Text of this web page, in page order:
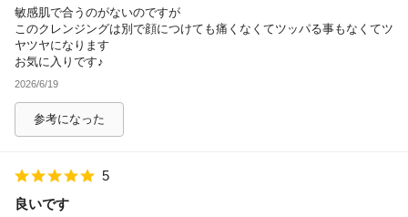
敏感肌で合うのがないのですが
このクレンジングは別で顔につけても痛くなくてツッパる事もなくてツ
ヤツヤになります
お気に入りです♪
2026/6/19
参考になった
5
良いです